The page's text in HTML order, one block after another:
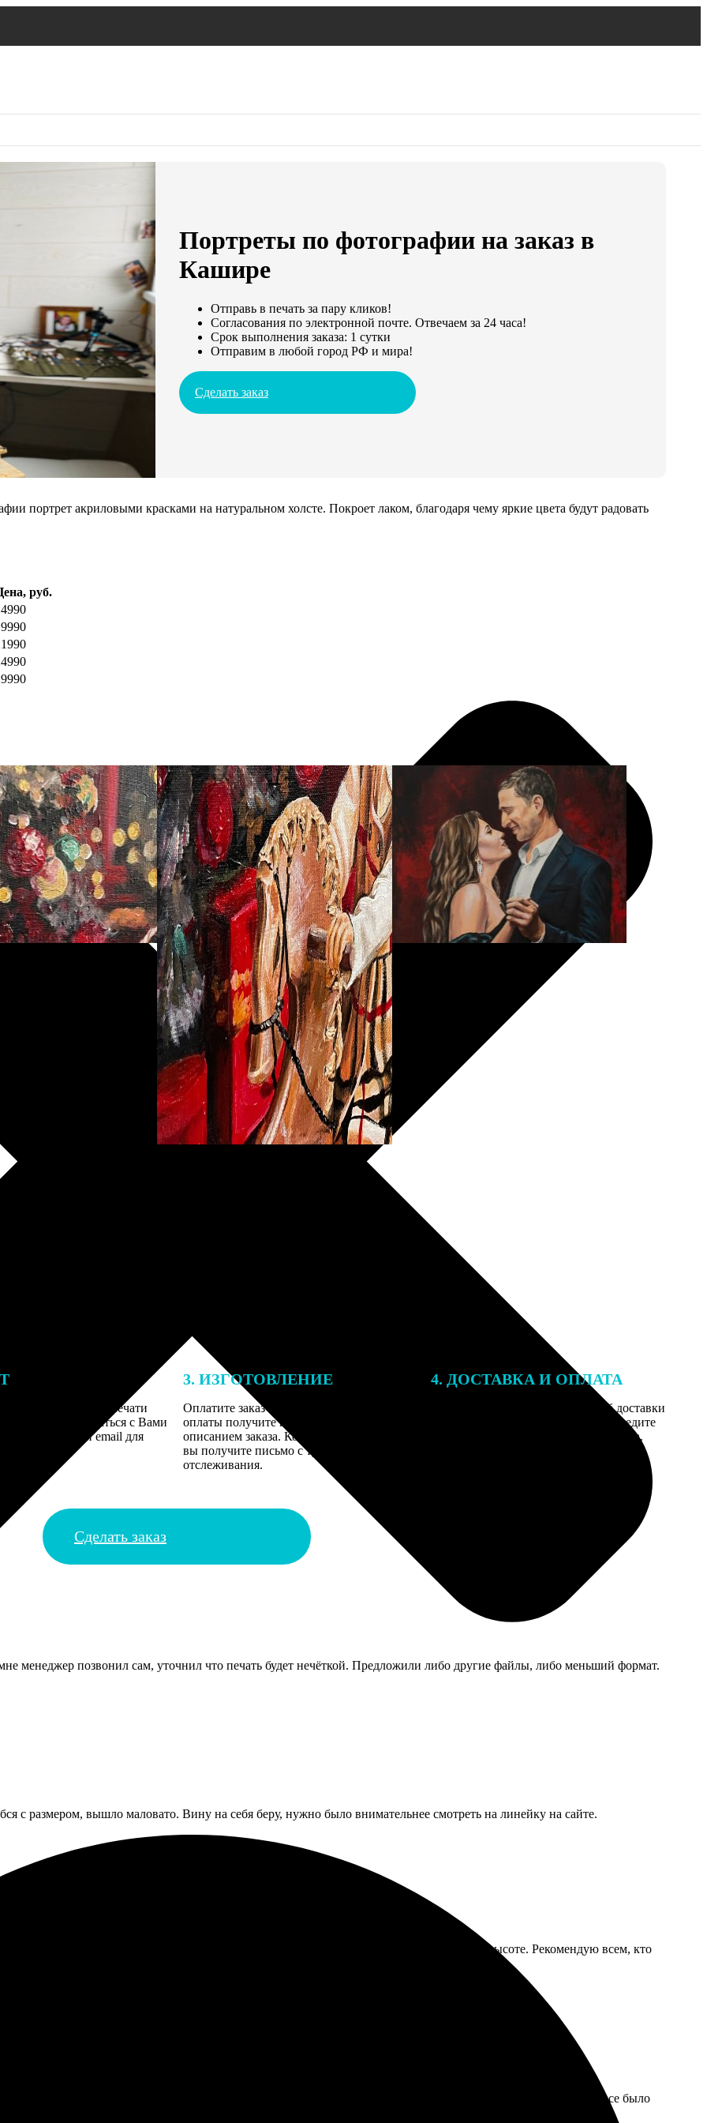
Портреты по фотографии на заказ в
Кашире
Отправь в печать за пару кликов!
Согласования по электронной почте. Отвечаем за 24 часа!
Срок выполнения заказа: 1 сутки
Отправим в любой город РФ и мира!
Сделать заказ
портрет акриловыми красками на натуральном холсте. Покроет лаком, благодаря чему яркие цвета будут радовать
руб.
заказа к печати
могут связаться с Вами
телефону или email для
3. ИЗГОТОВЛЕНИЕ
Оплатите заказ банковской картой. После
оплаты получите подтверждение на email с
описанием заказа. Когда отправим заказ
вы получите письмо с трек-номером для
отслеживания.
4. ДОСТАВКА И ОПЛАТА
Введите адрес и выберите способ доставки
заказа. Если у вас есть промокод, введите
его в специальное поле для промокода.
Сделать заказ
менеджер позвонил сам, уточнил что печать будет нечёткой. Предложили либо другие файлы, либо меньший формат.
с размером, вышло маловато. Вину на себя беру, нужно было внимательнее смотреть на линейку на сайте.
и качество. Заказала через сайт, все просто и удобно. Получила быстро, качество на высоте. Рекомендую всем, кто
Заказ оформляется легко, выбор материалов впечатляет. Приятно порадовали сроки выполнения — все было